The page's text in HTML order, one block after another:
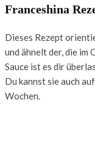
Franceshina
Dieses Rezept
und ähnelt der, die im
Sauce ist es dir
Du kannst sie auch
Wochen.